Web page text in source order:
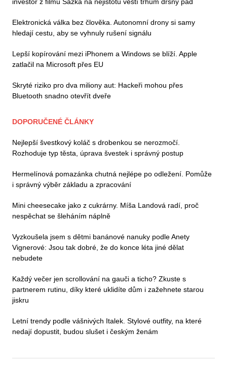
investor z filmu Sázka na nejistotu věští trhům drsný pád
Elektronická válka bez člověka. Autonomní drony si samy
hledají cestu, aby se vyhnuly rušení signálu
Lepší kopírování mezi iPhonem a Windows se blíží. Apple
zatlačil na Microsoft přes EU
Skryté riziko pro dva miliony aut: Hackeři mohou přes
Bluetooth snadno otevřít dveře
DOPORUČENÉ ČLÁNKY
Nejlepší švestkový koláč s drobenkou se nerozmočí.
Rozhoduje typ těsta, úprava švestek i správný postup
Hermelínová pomazánka chutná nejlépe po odležení. Pomůže
i správný výběr základu a zpracování
Mini cheesecake jako z cukrárny. Míša Landová radí, proč
nespěchat se šleháním náplně
Vyzkoušela jsem s dětmi banánové nanuky podle Anety
Vignerové: Jsou tak dobré, že do konce léta jiné dělat
nebudete
Každý večer jen scrollování na gauči a ticho? Zkuste s
partnerem rutinu, díky které uklidíte dům i zažehnete starou
jiskru
Letní trendy podle vášnivých Italek. Stylové outfity, na které
nedají dopustit, budou slušet i českým ženám